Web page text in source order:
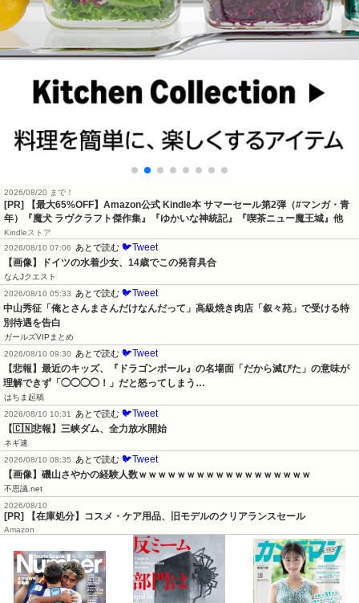
2026/08/20 まで！
[PR]
【最大65%OFF】Amazon公式 Kindle本 サマーセール第2弾（#マンガ・青
年）『魔犬 ラヴクラフト傑作集』『ゆかいな神統記』『喫茶ニュー魔王城』他
Kindleストア
2026/08/10 07:06
あとで読む 🐦Tweet
【画像】ドイツの水着少女、14歳でこの発育具合
なんJクエスト
2026/08/10 05:33
あとで読む 🐦Tweet
中山秀征「俺とさんまさんだけなんだって」高級焼き肉店「叙々苑」で受ける特
別待遇を告白
ガールズVIPまとめ
2026/08/10 09:30
あとで読む 🐦Tweet
【悲報】最近のキッズ、『ドラゴンボール』の名場面「だから滅びた」の意味が
理解できず「◯◯◯◯！」だと怒ってしまう…
はちま起稿
2026/08/10 10:31
あとで読む 🐦Tweet
【🇨🇳悲報】三峡ダム、全力放水開始
ネギ速
2026/08/10 08:35
あとで読む 🐦Tweet
【画像】磯山さやかの経験人数ｗｗｗｗｗｗｗｗｗｗｗｗｗｗｗｗｗｗ
不思議.net
2026/08/10
[PR] 【在庫処分】コスメ・ケア用品、旧モデルのクリアランスセール
Amazon